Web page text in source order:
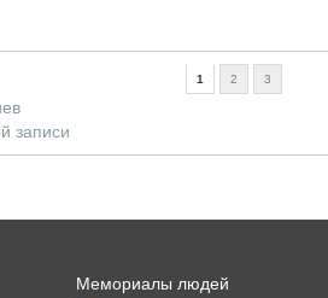
1 2 3
записи
Мемориалы людей